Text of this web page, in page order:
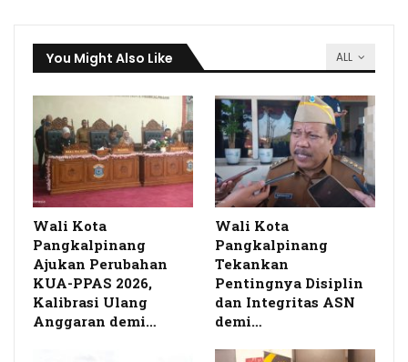
ALL
You Might Also Like
Wali Kota
Pangkalpinang
Ajukan Perubahan
KUA-PPAS 2026,
Kalibrasi Ulang
Anggaran demi…
Wali Kota
Pangkalpinang
Tekankan
Pentingnya Disiplin
dan Integritas ASN
demi…